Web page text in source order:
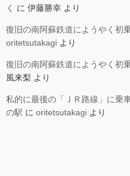
く
に 伊藤勝幸 より
復旧の南阿蘇鉄道にようやく初
oritetsutakagi より
復旧の南阿蘇鉄道にようやく初
風来梨 より
私的に最後の「ＪＲ路線」に乗
の駅 に oritetsutakagi より